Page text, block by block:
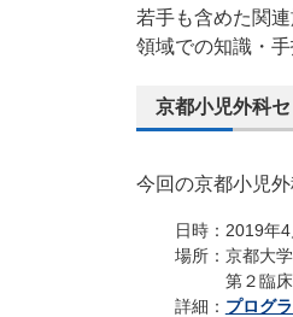
若手も含めた関
領域での知識・
京都小児外科
今回の京都小児
日時：2019
場所：京都大
第２臨床研
詳細： プログ